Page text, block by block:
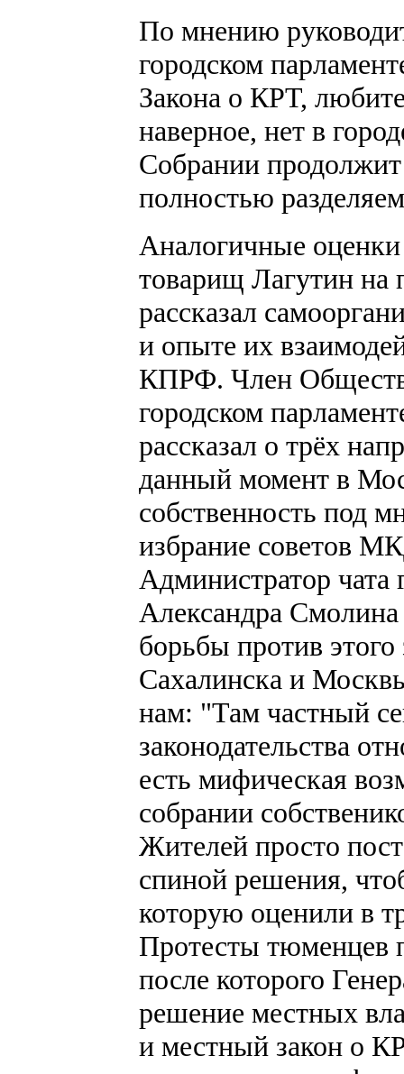
По мнению
городском
Закона о КРТ,
наверное, нет в
Собрании
полностью
Аналогичные оценки
товарищ Лагутин на
рассказал
и опыте их
КПРФ. Член
городском
рассказал о трёх
данный момент в
собственность под
избрание советов
Администратор чата
Александра Смолина
борьбы против
Сахалинска и
нам: "Там частный
законодательства
есть мифическая
собрании
Жителей просто
спиной решения,
которую оценили в
Протесты тюменцев
после которого
решение местных
и местный закон о